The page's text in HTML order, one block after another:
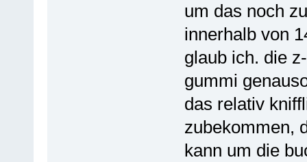
um das noch
innerhalb von
glaub ich. die
gummi
das relativ
zubekommen,
kann um die